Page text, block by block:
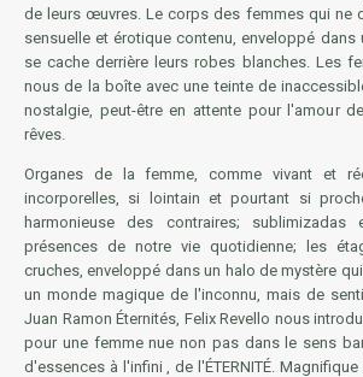
de leurs œuvres. Le corps des femmes qui ne
sensuelle et érotique contenu, enveloppé dans
se cache derrière leurs robes blanches. Les
nous de la boîte avec une teinte de
nostalgie, peut-être en attente pour l'amour
rêves.
Organes de la femme, comme vivant et
incorporelles, si lointain et pourtant si
harmonieuse des contraires; sublimizadas
présences de notre vie quotidienne; les
cruches, enveloppé dans un halo de mystère
un monde magique de l'inconnu, mais de
Juan Ramon Éternités, Felix Revello nous
pour une femme nue non pas dans le sens
d'essences à l'infini , de l'ÉTERNITÉ.